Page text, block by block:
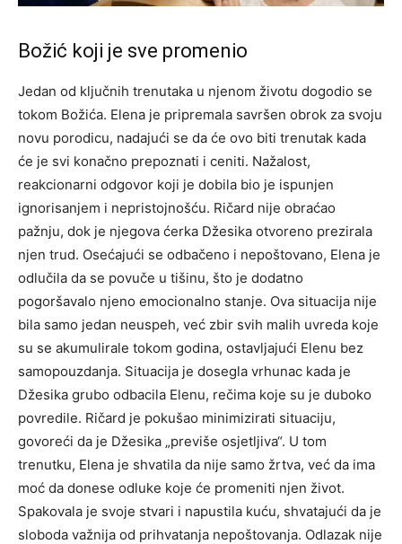
Božić koji je sve promenio
Jedan od ključnih trenutaka u njenom životu dogodio se
tokom Božića. Elena je pripremala savršen obrok za svoju
novu porodicu, nadajući se da će ovo biti trenutak kada
će je svi konačno prepoznati i ceniti. Nažalost,
reakcionarni odgovor koji je dobila bio je ispunjen
ignorisanjem i nepristojnošću. Ričard nije obraćao
pažnju, dok je njegova ćerka Džesika otvoreno prezirala
njen trud. Osećajući se odbačeno i nepoštovano, Elena je
odlučila da se povuče u tišinu, što je dodatno
pogoršavalo njeno emocionalno stanje. Ova situacija nije
bila samo jedan neuspeh, već zbir svih malih uvreda koje
su se akumulirale tokom godina, ostavljajući Elenu bez
samopouzdanja. Situacija je dosegla vrhunac kada je
Džesika grubo odbacila Elenu, rečima koje su je duboko
povredile. Ričard je pokušao minimizirati situaciju,
govoreći da je Džesika „previše osjetljiva“. U tom
trenutku, Elena je shvatila da nije samo žrtva, već da ima
moć da donese odluke koje će promeniti njen život.
Spakovala je svoje stvari i napustila kuću, shvatajući da je
sloboda važnija od prihvatanja nepoštovanja. Odlazak nije